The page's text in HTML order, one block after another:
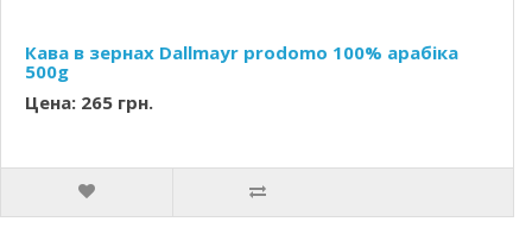
Кава в зернах Dallmayr prodomo 100% арабіка
500g
Цена: 265 грн.